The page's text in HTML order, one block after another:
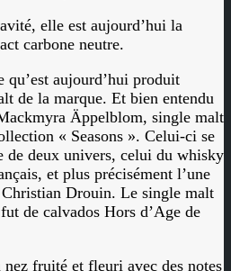
elle est aujourd’hui la
carbone neutre.
qu’est aujourd’hui produit
de la marque. Et bien entendu
Äppelblom, single malt
« Seasons ». Celui-ci se
de deux univers, celui du whisky
et plus précisément l’une
Christian Drouin. Le single malt
de calvados Hors d’Age de
fruité et fleuri avec des notes